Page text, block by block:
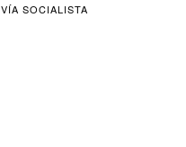
VÍA SOCIALISTA